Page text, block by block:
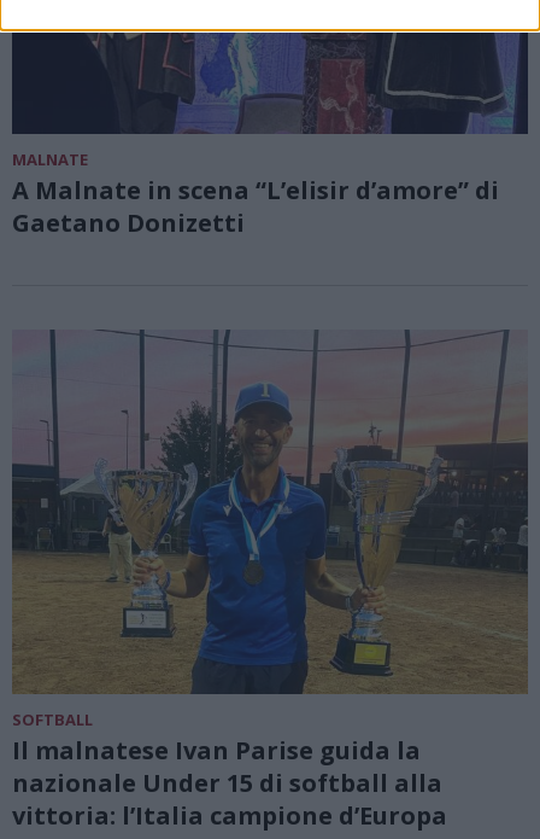
MALNATE
A Malnate in scena “L’elisir d’amore” di
Gaetano Donizetti
SOFTBALL
Il malnatese Ivan Parise guida la
nazionale Under 15 di softball alla
vittoria: l’Italia campione d’Europa